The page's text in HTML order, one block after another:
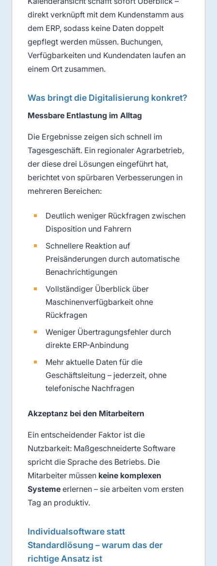
direkt verknüpft mit dem Kundenstamm aus
dem ERP, sodass keine Daten doppelt
gepflegt werden müssen. Buchungen,
Verfügbarkeiten und Kundendaten laufen an
einem Ort zusammen.
Was bringt die Digitalisierung konkret?
Messbare Entlastung im Alltag
Die Ergebnisse zeigen sich schnell im
Tagesgeschäft. Ein regionaler Agrarbetrieb,
der diese drei Lösungen eingeführt hat,
berichtet von spürbaren Verbesserungen in
mehreren Bereichen:
Deutlich weniger Rückfragen zwischen
Disposition und Fahrern
Schnellere Reaktion auf
Preisänderungen durch automatische
Benachrichtigungen
Vollständiger Überblick über
Maschinenverfügbarkeit ohne
Rückfragen
Weniger Übertragungsfehler durch
direkte ERP-Anbindung
Mehr aktuelle Daten für die
Geschäftsleitung – jederzeit, ohne
telefonische Nachfragen
Akzeptanz bei den Mitarbeitern
Ein entscheidender Faktor ist die
Nutzbarkeit: Maßgeschneiderte Software
spricht die Sprache des Betriebs. Die
Mitarbeiter müssen keine komplexen
Systeme erlernen – sie arbeiten vom ersten
Tag an produktiv.
Individualsoftware statt
Standardlösung – warum das der
richtige Ansatz ist